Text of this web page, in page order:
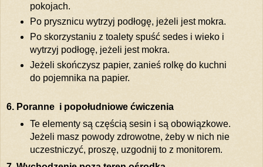
pokojach.
Po prysznicu wytrzyj podłogę, jeżeli jest mokra.
Po skorzystaniu z toalety spuść sedes i wieko i
wytrzyj podłogę, jeżeli jest mokra.
Jeżeli skończysz papier, zanieś rolkę do kuchni
do pojemnika na papier.
6. Poranne i popołudniowe ćwiczenia
Te elementy są częścią sesin i są obowiązkowe.
Jeżeli masz powody zdrowotne, żeby w nich nie
uczestniczyć, proszę, uzgodnij to z monitorem.